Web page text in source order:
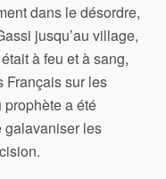
dans le désordre,
jusqu’au village,
à feu et à sang,
Français sur les
prophète a été
galavaniser les